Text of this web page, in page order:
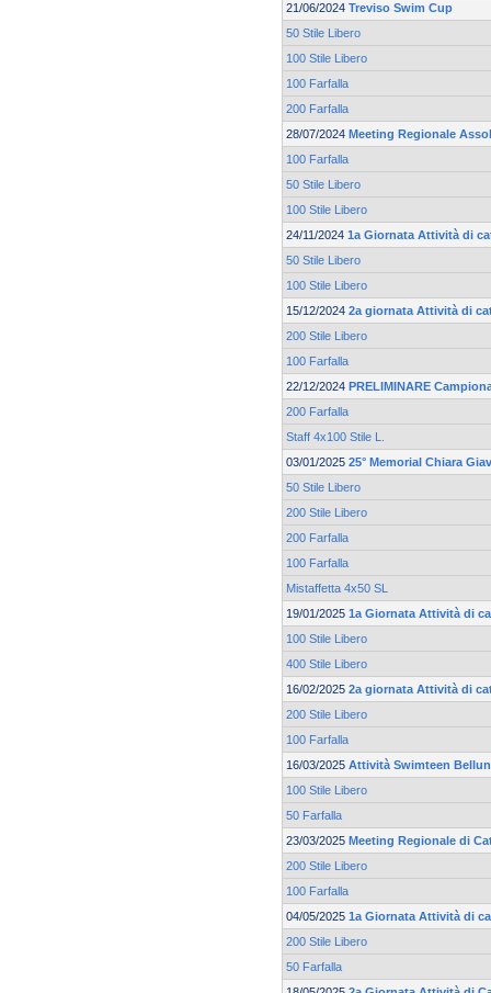
21/06/2024 Treviso Swim Cup
50 Stile Libero
100 Stile Libero
100 Farfalla
200 Farfalla
28/07/2024 Meeting Regionale
100 Farfalla
50 Stile Libero
100 Stile Libero
24/11/2024 1a Giornata Attività di
50 Stile Libero
100 Stile Libero
15/12/2024 2a giornata Attività di
200 Stile Libero
100 Farfalla
22/12/2024 PRELIMINARE
200 Farfalla
Staff 4x100 Stile L.
03/01/2025 25° Memorial Chiara
50 Stile Libero
200 Stile Libero
200 Farfalla
100 Farfalla
Mistaffetta 4x50 SL
19/01/2025 1a Giornata Attività di
100 Stile Libero
400 Stile Libero
16/02/2025 2a giornata Attività di
200 Stile Libero
100 Farfalla
16/03/2025 Attività Swimteen
100 Stile Libero
50 Farfalla
23/03/2025 Meeting Regionale di
200 Stile Libero
100 Farfalla
04/05/2025 1a Giornata Attività di
200 Stile Libero
50 Farfalla